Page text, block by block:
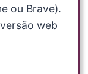
ou Brave).
web